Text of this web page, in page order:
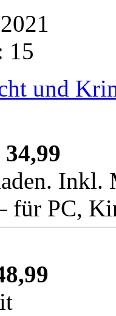
15
und
34,99
Inkl.
für PC,